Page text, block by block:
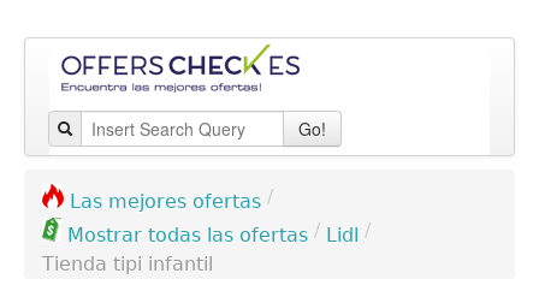
Go!
Las mejores ofertas /
Mostrar todas las ofertas / Lidl /
Tienda tipi infantil